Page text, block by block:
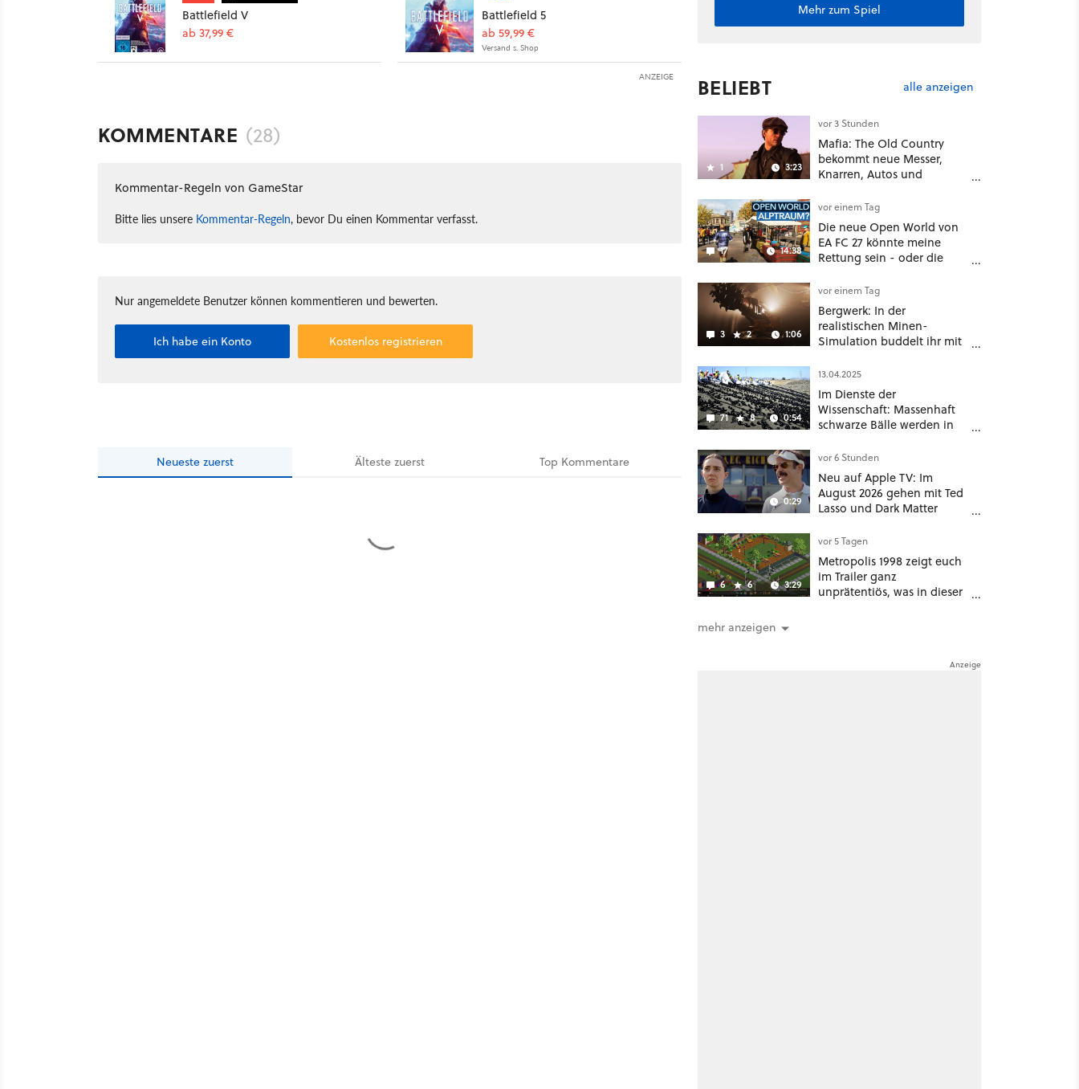
Battlefield V
ab 37,99 €
Battlefield 5
ab 59,99 €
Versand s. Shop
ANZEIGE
KOMMENTARE (28)
Kommentar-Regeln von GameStar
Bitte lies unsere Kommentar-Regeln, bevor Du einen Kommentar verfasst.
Nur angemeldete Benutzer können kommentieren und bewerten.
Ich habe ein Konto Kostenlos registrieren
Neueste zuerst Ältestezuerst Top Kommentare
Mehr zum Spiel
BELIEBT alle anzeigen
1 3:23
vor 3 Stunden
Mafia: The Old Country
bekommt neue Messer,
Knarren, Autos und
hat mehr dabei als nur
Story
17 14:38
vor einem Tag
Die neue Open World von
EA FC 27 könnte meine
Rettung sein - oder die
3 2 1:06
vor einem Tag
Bergwerk: In der
realistischen Minen-
Simulation buddelt ihr mit
möglichst vorsichtig Kohle
aus
71 8 0:54
13.04.2025
Im Dienste der
Wissenschaft: Massenhaft
schwarze Bälle werden in
geschüttet
0:29
vor 6 Stunden
Neu auf Apple TV: Im
August 2026 gehen mit Ted
Lasso und Dark Matter
Highlights weiter
6 6 3:29
vor 5 Tagen
Metropolis 1998 zeigt euch
im Trailer ganz
unprätentiös, was in dieser
mehr anzeigen